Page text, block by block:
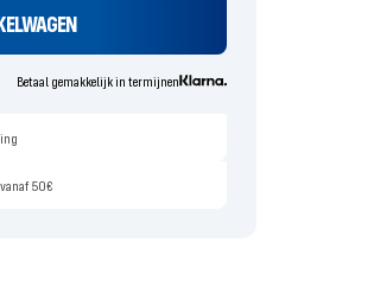
Betaal gemakkelijk in termijnen
50€